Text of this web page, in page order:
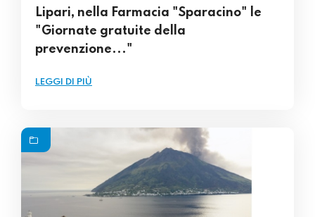
Lipari, nella Farmacia "Sparacino" le
"Giornate gratuite della
prevenzione..."
LEGGI DI PIÙ